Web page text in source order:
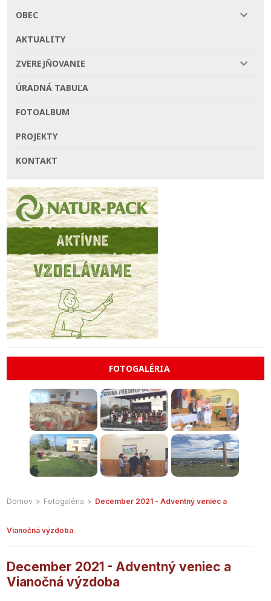
OBEC
AKTUALITY
ZVEREJŇOVANIE
ÚRADNÁ TABUĽA
FOTOALBUM
PROJEKTY
KONTAKT
FOTOGALÉRIA
Domov > Fotogaléria > December 2021 - Adventný veniec a
Vianočná výzdoba
December 2021 - Adventný veniec a
Vianočná výzdoba